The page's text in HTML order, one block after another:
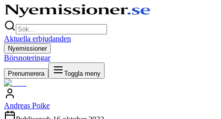
Aktuella erbjudanden
Nyemissioner
Börsnoteringar
Prenumerera Toggla meny
Andreas Poike